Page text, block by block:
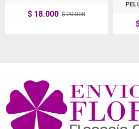
$ 18.000 $ 20.000